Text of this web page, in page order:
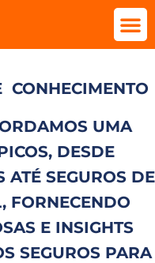
CONHECIMENTO
UMA
DESDE
ATÉ SEGUROS DE
FORNECENDO
E INSIGHTS
SEGUROS PARA